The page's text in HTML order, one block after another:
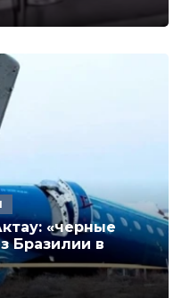
«черные
Бразилии в